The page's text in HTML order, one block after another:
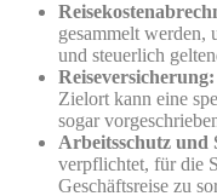
gesammelt werden,
und steuerlich
Reiseversicherung:
Zielort kann eine
sogar
Arbeitsschutz und
verpflichtet, für die
Geschäftsreise zu